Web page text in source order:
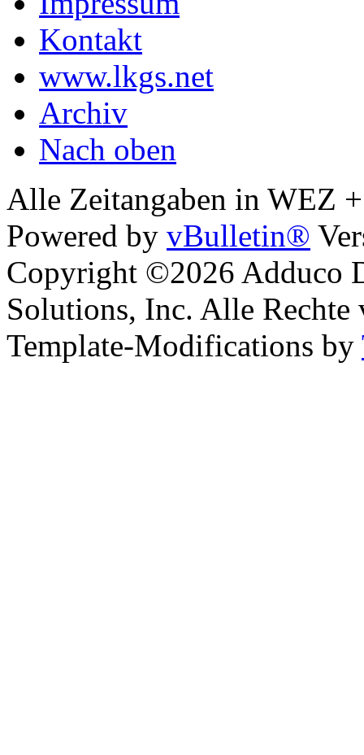
Kontakt
www.lkgs.net
Archiv
Nach oben
Alle Zeitangaben in WEZ
Powered by vBulletin®
Copyright ©2026 Adduco
Solutions, Inc. Alle Rechte
Template-Modifications by